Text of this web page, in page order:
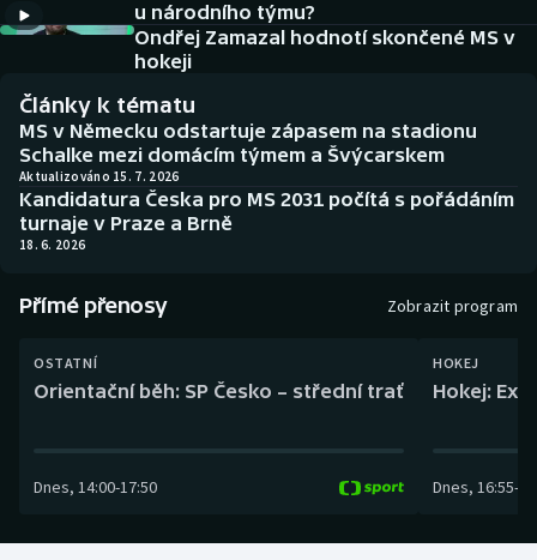
Basketbal
Biatlon
Boby a skeleton
Box
Florbal
Golf
Historické návraty
Aplikace ČT sport
AZ kvíz
u národního týmu?
Ondřej Zamazal hodnotí skončené MS v
hokeji
Články k tématu
MS v Německu odstartuje zápasem na stadionu
Schalke mezi domácím týmem a Švýcarskem
Aktualizováno 15. 7. 2026
Kandidatura Česka pro MS 2031 počítá s pořádáním
turnaje v Praze a Brně
18. 6. 2026
Přímé přenosy Zobrazit program
OSTATNÍ
Orientační běh: SP Česko – střední trať
Dnes, 14:00-17:50
HOKEJ
Hokej:
Dnes, 16:55-